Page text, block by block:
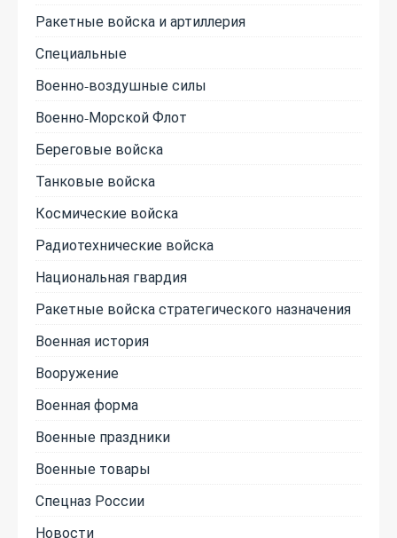
Ракетные войска и артиллерия
Специальные
Военно-воздушные силы
Военно-Морской Флот
Береговые войска
Танковые войска
Космические войска
Радиотехнические войска
Национальная гвардия
Ракетные войска стратегического назначения
Военная история
Вооружение
Военная форма
Военные праздники
Военные товары
Спецназ России
Новости